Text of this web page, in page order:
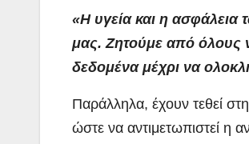
«Η υγεία και η ασφάλεια
μας. Ζητούμε από όλους
δεδομένα μέχρι να
Παράλληλα, έχουν τεθεί
ώστε να αντιμετωπιστεί η